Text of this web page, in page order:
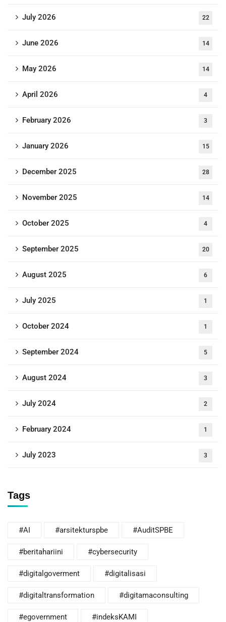
July 2026 22
June 2026 14
May 2026 14
April 2026 4
February 2026 3
January 2026 15
December 2025 28
November 2025 14
October 2025 4
September 2025 20
August 2025 6
July 2025 1
October 2024 1
September 2024 5
August 2024 3
July 2024 2
February 2024 1
July 2023 3
Tags
#AI #arsitekturspbe #AuditSPBE
#beritahariini #cybersecurity
#digitalgoverment #digitalisasi
#digitaltransformation #digitamaconsulting
#egovernment #indeksKAMI